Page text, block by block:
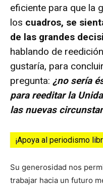
eficiente para que la
los cuadros, se
de las grandes
hablando de
gustaría, para
pregunta: ¿no sería
para reeditar la
las nuevas
¡Apoya al periodismo
Su generosidad nos
trabajar hacia un futuro